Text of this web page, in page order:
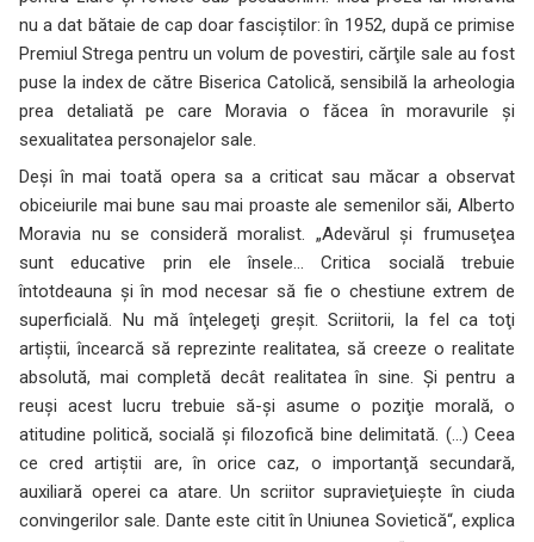
nu a dat bătaie de cap doar fasciştilor: în 1952, după ce primise
Premiul Strega pentru un volum de povestiri, cărţile sale au fost
puse la index de către Biserica Catolică, sensibilă la arheologia
prea detaliată pe care Moravia o făcea în moravurile şi
sexualitatea personajelor sale.
Deşi în mai toată opera sa a criticat sau măcar a observat
obiceiurile mai bune sau mai proaste ale semenilor săi, Alberto
Moravia nu se consideră moralist. „Adevărul şi frumuseţea
sunt educative prin ele însele… Critica socială trebuie
întotdeauna şi în mod necesar să fie o chestiune extrem de
superficială. Nu mă înţelegeţi greşit. Scriitorii, la fel ca toţi
artiştii, încearcă să reprezinte realitatea, să creeze o realitate
absolută, mai completă decât realitatea în sine. Şi pentru a
reuşi acest lucru trebuie să-şi asume o poziţie morală, o
atitudine politică, socială şi filozofică bine delimitată. (…) Ceea
ce cred artiştii are, în orice caz, o importanţă secundară,
auxiliară operei ca atare. Un scriitor supravieţuieşte în ciuda
convingerilor sale. Dante este citit în Uniunea Sovietică“, explica